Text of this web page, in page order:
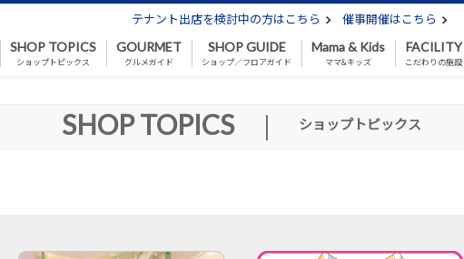
テナント出店を検討中の方はこちら 催事開催はこちら
SHOP TOPICS
ショップトピックス
GOURMET
グルメガイド
SHOP GUIDE
ショップ／フロアガイド
Mama & Kids
ママ&キッズ
FACILITY
こだわりの施設
SHOP TOPICS | ショップトピックス